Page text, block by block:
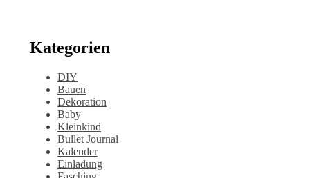
Kategorien
DIY
Bauen
Dekoration
Baby
Kleinkind
Bullet Journal
Kalender
Einladung